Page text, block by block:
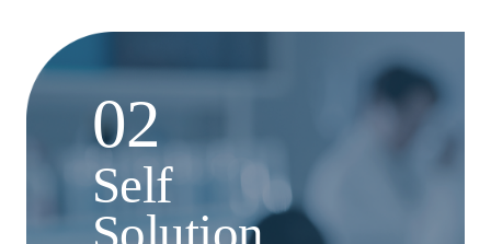
02
Self